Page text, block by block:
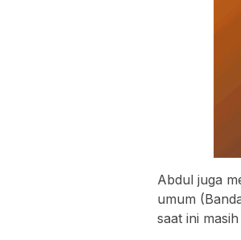
Abdul juga
umum
saat ini